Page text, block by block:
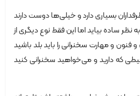
بسیاری دارد و خیلی‌ها دوست دارند
نظر ساده بیاید اما این فقط نوع دیگری از
و مهارت سخنرانی را باید بلد باشید
که دارید و می‌خواهید سخنرانی کنید